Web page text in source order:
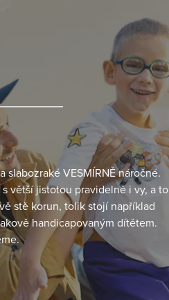
VESMÍRNĚ náročné.
větší jistotou pravidelně i vy, a to
stě korun, tolik stojí například
handicapovaným dítětem.